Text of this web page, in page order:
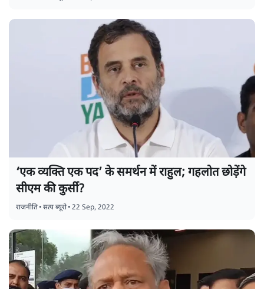
‘एक व्यक्ति एक पद’ के समर्थन में राहुल; गहलोत छोड़ेंगे
सीएम की कुर्सी?
राजनीति•सत्य ब्यूरो•22 Sep, 2022